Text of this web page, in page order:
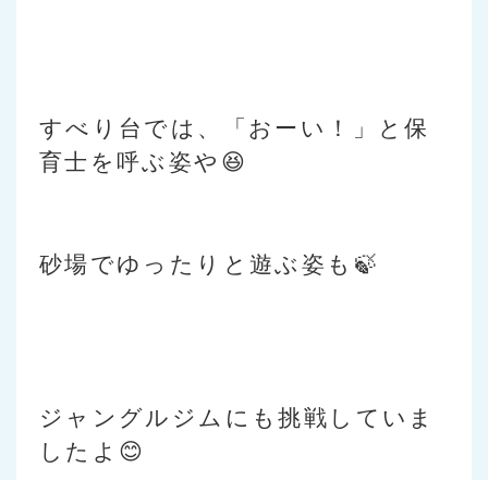
すべり台では、「おーい！」と保
育士を呼ぶ姿や😆
砂場でゆったりと遊ぶ姿も🍃
ジャングルジムにも挑戦していま
したよ😊